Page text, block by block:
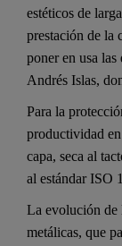
estéticos de
prestación de la
poner en usa
Andrés Islas,
Para la
productividad
capa, seca al
al estándar ISO
La evolución de
metálicas, que